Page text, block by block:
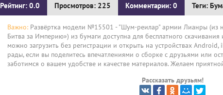
Рейтинг: 0.0 Просмотров: 225 Комментарии: 0 Теги:
Важно: Развёртка модели №15501 - "Шум-реилар" армии Лианры (из
Битва за Империю») из бумаги доступна для бесплатного
можно загрузить без регистрации и открыть на устройствах
рады, если вы поделитесь впечатлениями о сборке с друзьями или
заботимся о вашем удобстве и качестве материалов. Желаем
Рассказать друзьям!